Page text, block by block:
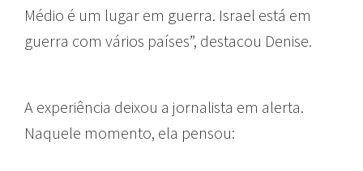
Médio é um lugar em guerra. Israel está em
guerra com vários países”, destacou Denise.
A experiência deixou a jornalista em alerta.
Naquele momento, ela pensou: